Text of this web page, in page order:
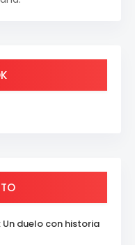
duelo con historia